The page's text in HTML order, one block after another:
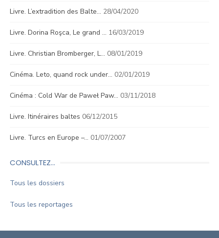
Livre. L’extradition des Balte… 28/04/2020
Livre. Dorina Roşca, Le grand … 16/03/2019
Livre. Christian Bromberger, L… 08/01/2019
Cinéma. Leto, quand rock under… 02/01/2019
Cinéma : Cold War de Paweł Paw… 03/11/2018
Livre. Itinéraires baltes 06/12/2015
Livre. Turcs en Europe –… 01/07/2007
CONSULTEZ…
Tous les dossiers
Tous les reportages